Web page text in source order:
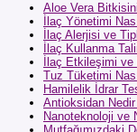
Aloe Vera
İlaç Yönetimi
İlaç Alerjisi ve
İlaç Kullanma
İlaç Etkileşimi
Tuz Tüketimi
Hamilelik İdrar
Antioksidan
Nanoteknoloji ve